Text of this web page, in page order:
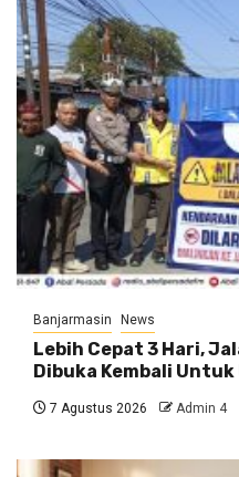
Banjarmasin News
Lebih Cepat 3 Hari,
Dibuka Kembali Untuk
7 Agustus 2026 Admin 4